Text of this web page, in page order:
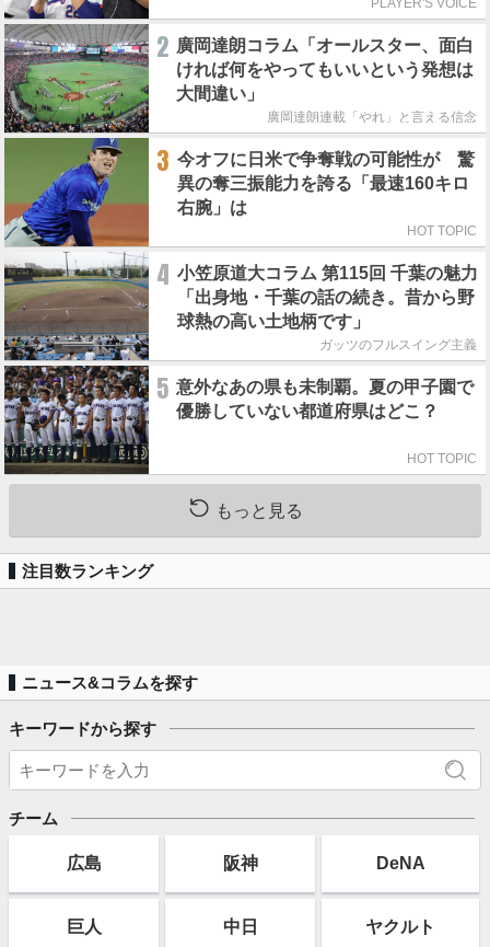
2 廣岡達朗コラム「オールスター、面白
ければ何をやってもいいという発想は
大間違い」
廣岡達朗連載「やれ」と言える信念
3 今オフに日米で争奪戦の可能性が 驚
異の奪三振能力を誇る「最速160キロ
右腕」は
HOT TOPIC
4 小笠原道大コラム 第115回 千葉の魅力
「出身地・千葉の話の続き。昔から野
球熱の高い土地柄です」
ガッツのフルスイング主義
5 意外なあの県も未制覇。夏の甲子園で
優勝していない都道府県はどこ？
HOT TOPIC
もっと見る
注目数ランキング
ニュース&コラムを探す
キーワードから探す
チーム
広島 阪神 DeNA
巨人 中日 ヤクルト